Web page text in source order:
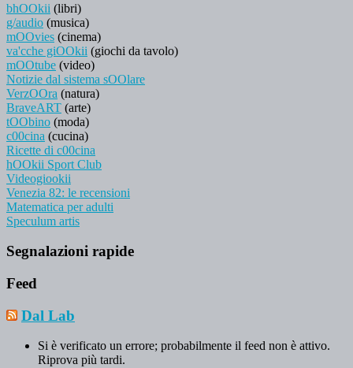
bhOOkii (libri)
g/audio (musica)
mOOvies (cinema)
va'cche giOOkii (giochi da tavolo)
mOOtube (video)
Notizie dal sistema sOOlare
VerzOOra (natura)
BraveART (arte)
tOObino (moda)
c00cina (cucina)
Ricette di c00cina
hOOkii Sport Club
Videogiookii
Venezia 82: le recensioni
Matematica per adulti
Speculum artis
Segnalazioni rapide
Feed
Dal Lab
Si è verificato un errore; probabilmente il feed non è attivo.
Riprova più tardi.